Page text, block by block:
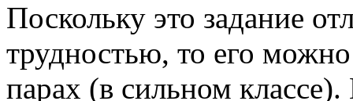
Поскольку это задание
трудностью, то его
парах (в сильном